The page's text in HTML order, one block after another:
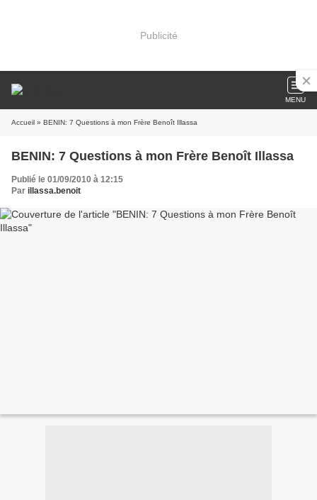
Publicité
MENU
Accueil » BENIN: 7 Questions à mon Frère Benoît Illassa
BENIN: 7 Questions à mon Frère Benoît Illassa
Publié le 01/09/2010 à 12:15
Par illassa.benoit